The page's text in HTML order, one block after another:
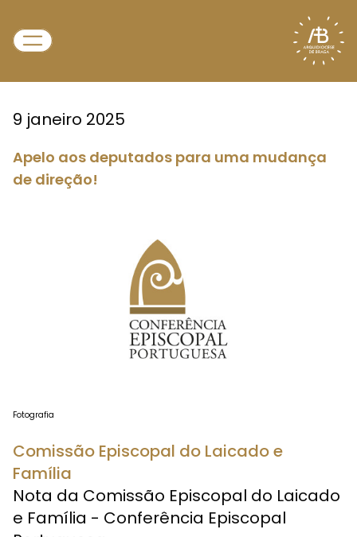
9 janeiro 2025
Apelo aos deputados para uma mudança
de direção!
Fotografia
Comissão Episcopal do Laicado e
Família
Nota da Comissão Episcopal do Laicado
e Família - Conferência Episcopal